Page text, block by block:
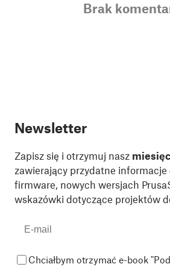
Brak
Newsletter
Zapisz się i otrzymuj nasz
zawierający przydatne informacje
firmware, nowych wersjach
wskazówki dotyczące projektów
Chciałbym otrzymać e-book